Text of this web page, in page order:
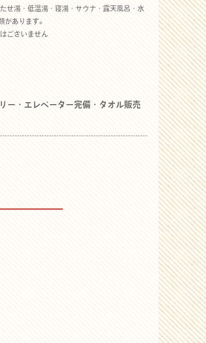
せ湯・低温湯・寝湯・サウナ・露天風呂・水
があります。
ございません
ー・エレベーター完備・タオル販売